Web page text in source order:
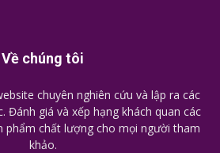
Về chúng tôi
chuyên nghiên cứu và lập ra các
Đánh giá và xếp hạng khách quan các
phẩm chất lượng cho mọi người tham
khảo.